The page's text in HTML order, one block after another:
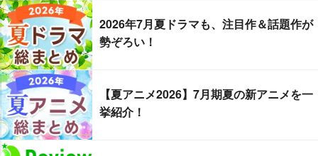
2026年7月夏ドラマも、注目作＆話題作が
勢ぞろい！
【夏アニメ2026】7月期夏の新アニメを一
挙紹介！